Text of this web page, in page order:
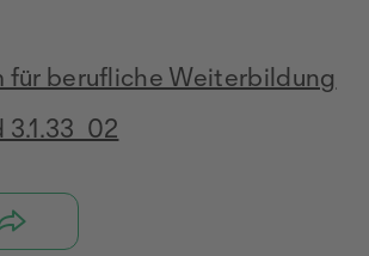
für berufliche Weiterbildung
3.1.33_02